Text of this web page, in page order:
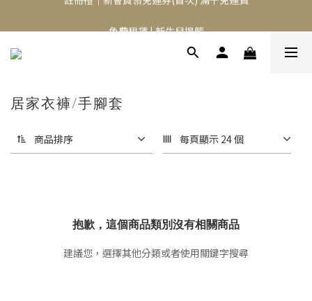
免費租賃 | 新生兒提籃
⭐️異膚救星 10天體驗活動⭐️
居家衣褲/手腳套
商品排序 每頁顯示 24 個
抱歉，這個商品類別沒有相關商品
建議您，選擇其他分類或者使用關鍵字搜尋